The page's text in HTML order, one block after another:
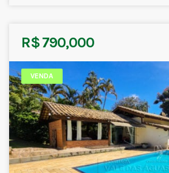
R$ 790,000
VENDA